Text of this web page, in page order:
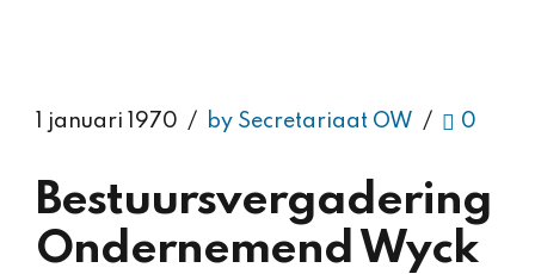
1 januari 1970 by Secretariaat OW 0
Bestuursvergadering
Ondernemend Wyck